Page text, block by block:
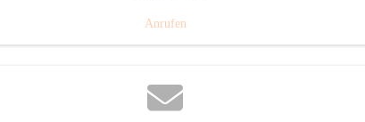
Anrufen